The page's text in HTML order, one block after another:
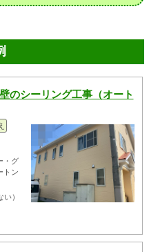
のシーリング工事（オート
・グ
トン
）